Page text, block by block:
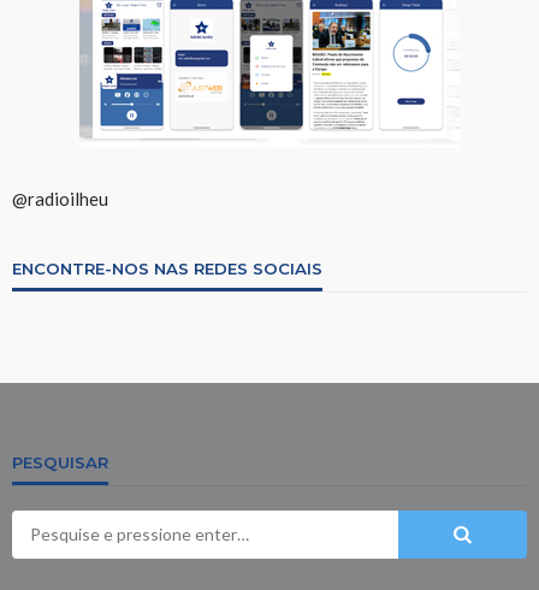
@radioilheu
ENCONTRE-NOS NAS REDES SOCIAIS
PESQUISAR